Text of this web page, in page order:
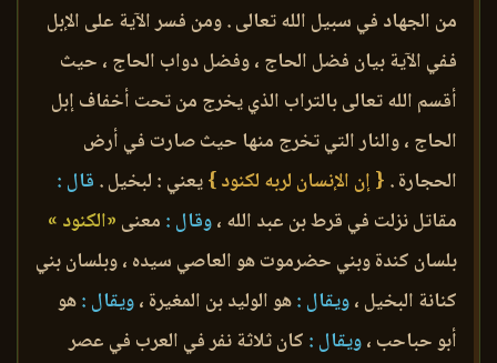
من الجهاد في سبيل الله تعالى . ومن فسر الآية على الإبل
ففي الآية بيان فضل الحاج ، وفضل دواب الحاج ، حيث
أقسم الله تعالى بالتراب الذي يخرج من تحت أخفاف إبل
الحاج ، والنار التي تخرج منها حيث صارت في أرض
الحجارة . { إن الإنسان لربه لكنود }يعني : لبخيل . قال :
مقاتل نزلت في قرط بن عبد الله ،وقال : معنى «الكنود »
بلسان كندة وبني حضرموت هو العاصي سيده ، وبلسان بني
كنانة البخيل ،ويقال :هو الوليد بن المغيرة ،ويقال :هو
أبو حباحب ،ويقال : كان ثلاثة نفر في العرب في عصر